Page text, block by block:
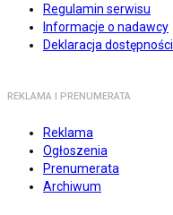
Regulamin serwisu
Informacje o nadawcy
Deklaracja dostępności
REKLAMA I PRENUMERATA
Reklama
Ogłoszenia
Prenumerata
Archiwum